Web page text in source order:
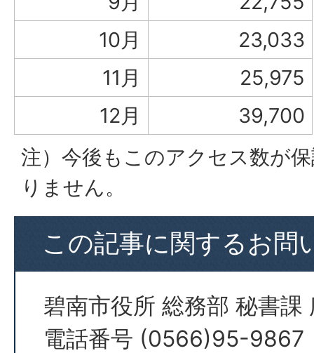
10月
23,033
11月
25,975
12月
39,700
注）今後もこのアクセス数が
りません。
この記事に関するお問
碧南市役所 総務部 秘書課
電話番号 (0566)95-9867